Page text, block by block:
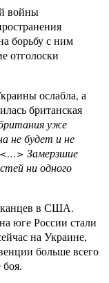
войны
борьбу с ним
отголоски
ослабла, а
британская
уже
не будет и не
Замерзшие
ни одного
в США.
юге России стали
на Украине,
больше всего